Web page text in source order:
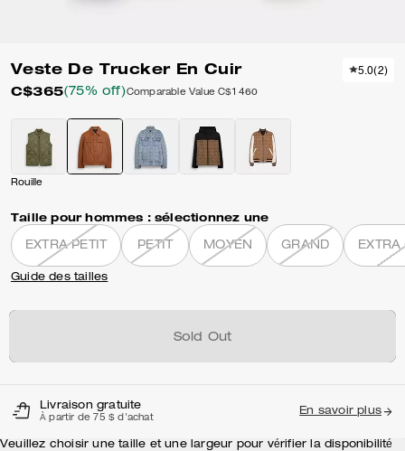
Veste De Trucker En Cuir
C$365(75% off)Comparable Value C$1 460
5.0(2)
Rouille
Taille pour hommes : sélectionnez une
EXTRA PETIT PETIT MOYEN GRAND EXTRA
Guide des tailles
Sold Out
Livraison gratuite
À partir de 75 $ d'achat
En savoir plus
Veuillez choisir une taille et une largeur pour vérifier la disponibilité